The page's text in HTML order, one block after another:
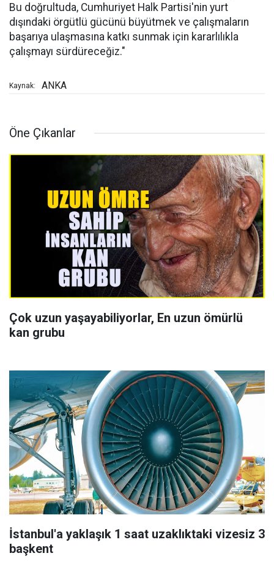
Bu doğrultuda, Cumhuriyet Halk Partisi'nin yurt
dışındaki örgütlü gücünü büyütmek ve çalışmaların
başarıya ulaşmasına katkı sunmak için kararlılıkla
çalışmayı sürdüreceğiz."
Kaynak: ANKA
Öne Çıkanlar
Çok uzun yaşayabiliyorlar, En uzun ömürlü
kan grubu
İstanbul'a yaklaşık 1 saat uzaklıktaki vizesiz 3
başkent